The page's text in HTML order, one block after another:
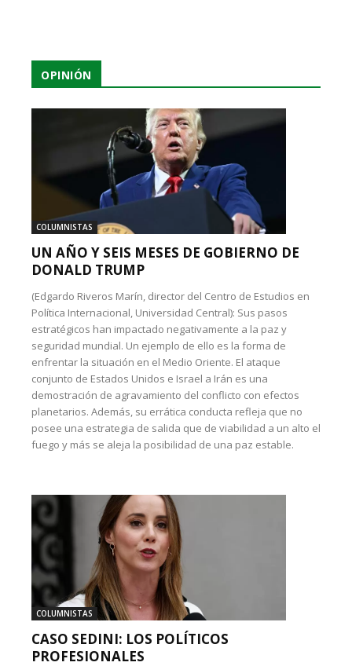
OPINIÓN
COLUMNISTAS
UN AÑO Y SEIS MESES DE GOBIERNO DE
DONALD TRUMP
(Edgardo Riveros Marín, director del Centro de Estudios en
Política Internacional, Universidad Central): Sus pasos
estratégicos han impactado negativamente a la paz y
seguridad mundial. Un ejemplo de ello es la forma de
enfrentar la situación en el Medio Oriente. El ataque
conjunto de Estados Unidos e Israel a Irán es una
demostración de agravamiento del conflicto con efectos
planetarios. Además, su errática conducta refleja que no
posee una estrategia de salida que de viabilidad a un alto el
fuego y más se aleja la posibilidad de una paz estable.
COLUMNISTAS
CASO SEDINI: LOS POLÍTICOS
PROFESIONALES